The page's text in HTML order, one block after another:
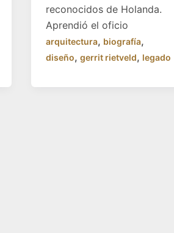
reconocidos de Holanda.
Aprendió el oficio
arquitectura, biografía,
diseño, gerrit rietveld, legado